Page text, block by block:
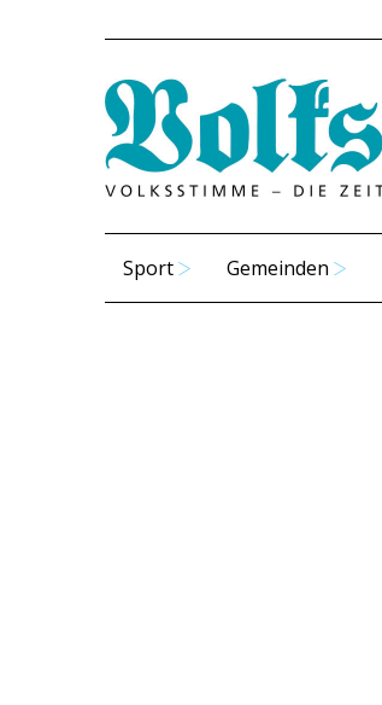
Sport Gemeinden